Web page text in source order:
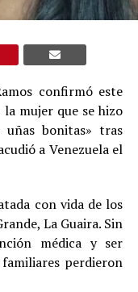
confirmó este
mujer que se hizo
uñas bonitas» tras
a Venezuela el
con vida de los
La Guaira. Sin
médica y ser
perdieron